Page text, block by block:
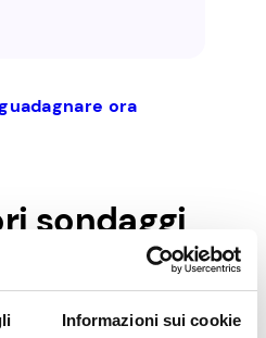
Informazioni sui cookie
ora
sondaggi
cui fidarsi